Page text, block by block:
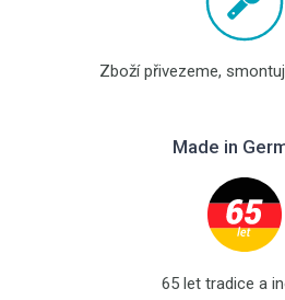
Zboží přivezeme,
Made in
65 let tradice a